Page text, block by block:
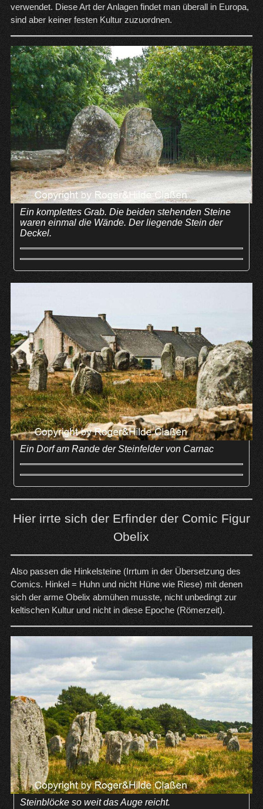
verwendet. Diese Art der Anlagen findet man überall in Europa,
sind aber keiner festen Kultur zuzuordnen.
Ein komplettes Grab. Die beiden stehenden Steine
waren einmal die Wände. Der liegende Stein der
Deckel.
Ein Dorf am Rande der Steinfelder von Carnac
Hier irrte sich der Erfinder der Comic Figur
Obelix
Also passen die Hinkelsteine (Irrtum in der Übersetzung des
Comics. Hinkel = Huhn und nicht Hüne wie Riese) mit denen
sich der arme Obelix abmühen musste, nicht unbedingt zur
keltischen Kultur und nicht in diese Epoche (Römerzeit).
Steinblöcke so weit das Auge reicht.